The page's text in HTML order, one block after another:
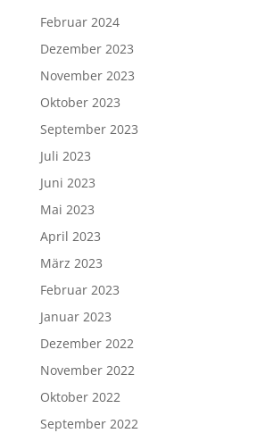
Februar 2024
Dezember 2023
November 2023
Oktober 2023
September 2023
Juli 2023
Juni 2023
Mai 2023
April 2023
März 2023
Februar 2023
Januar 2023
Dezember 2022
November 2022
Oktober 2022
September 2022